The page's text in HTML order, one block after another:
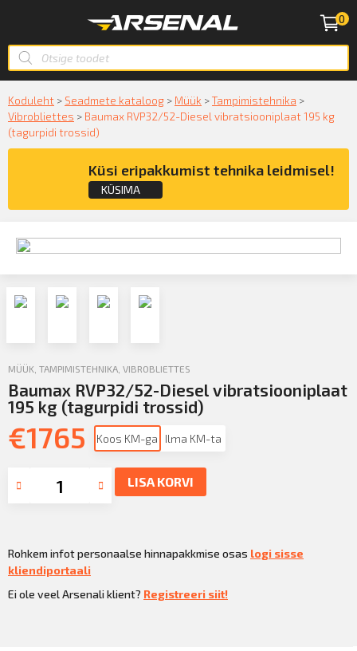
0
Koduleht > Seadmete kataloog > Müük >Tampimistehnika >
Vibrobliettes > Baumax RVP32/52-Diesel vibratsiooniplaat 195 kg
(tagurpidi trossid)
Küsi eripakkumist tehnika leidmisel!
KÜSIMA
MÜÜK TAMPIMISTEHNIKA VIBROBLIETTES
Baumax RVP32/52-Diesel vibratsiooniplaat
195 kg (tagurpidi trossid)
€1765 Koos KM-ga Ilma KM-ta
LISA KORVI
Rohkem infot personaalse hinnapakkmise osas logi sisse
kliendiportaali
Ei ole veel Arsenali klient? Registreeri siit!